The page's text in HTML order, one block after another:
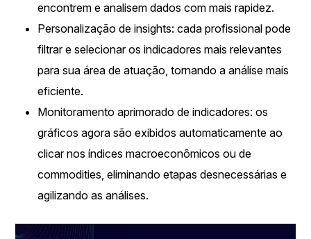
encontrem e analisem dados com mais rapidez.
Personalização de insights: cada profissional pode
filtrar e selecionar os indicadores mais relevantes
para sua área de atuação, tornando a análise mais
eficiente.
Monitoramento aprimorado de indicadores: os
gráficos agora são exibidos automaticamente ao
clicar nos índices macroeconômicos ou de
commodities, eliminando etapas desnecessárias e
agilizando as análises.